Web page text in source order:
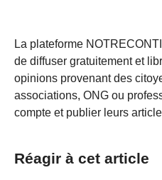
La plateforme
de diffuser gratuitement et
opinions provenant des
associations, ONG ou
compte et publier leurs
Réagir à cet article